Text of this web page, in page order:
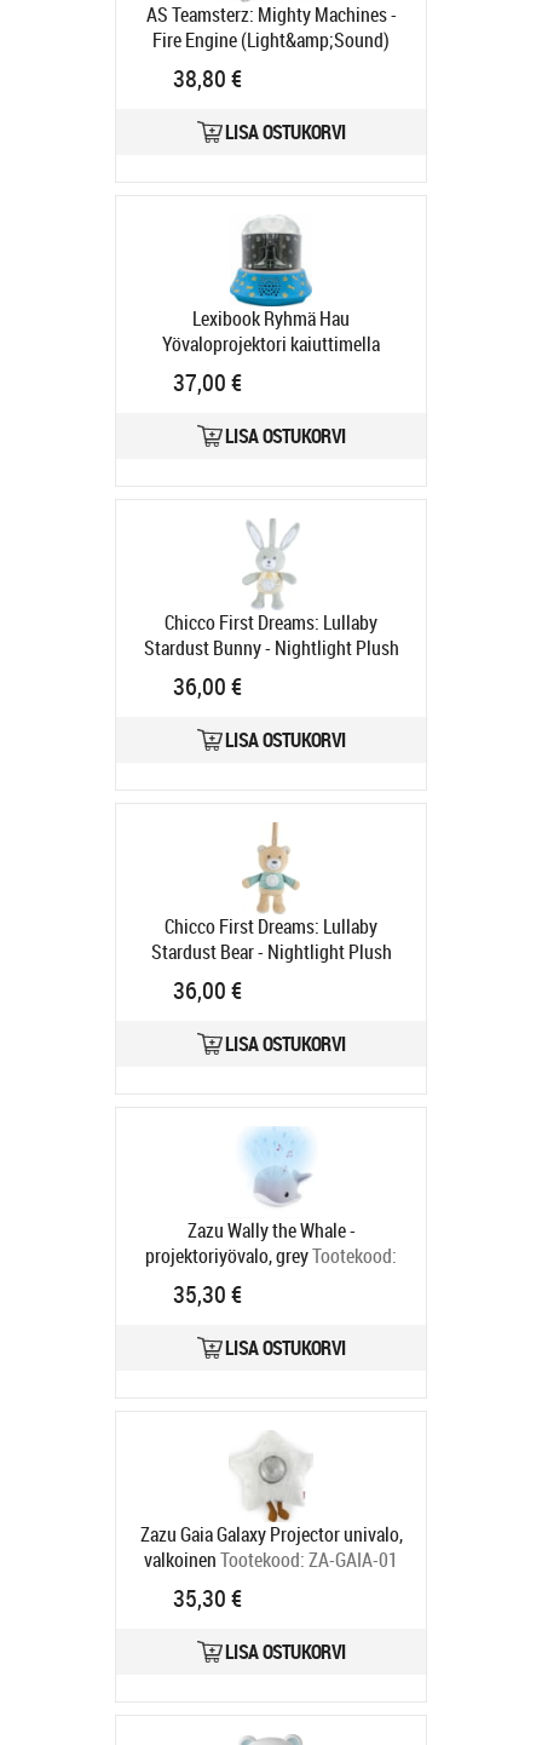
AS Teamsterz: Mighty Machines -
Fire Engine (Light&amp;Sound)
(7535-17119)
38,80 €
LISA OSTUKORVI
Lexibook Ryhmä Hau
Yövaloprojektori kaiuttimella
Tootekood:
Tarneaeg 4-6 tp
37,00 €
LISA OSTUKORVI
Chicco First Dreams: Lullaby
Stardust Bunny - Nightlight Plush
(Y01-11129-00)
11129-00
36,00 €
LISA OSTUKORVI
Chicco First Dreams: Lullaby
Stardust Bear - Nightlight Plush
(Y01-11128-00)
11128-00
36,00 €
LISA OSTUKORVI
Zazu Wally the Whale -
projektoriyövalo, greyTootekood:
ZA-WALLY-01
Tarneaeg 4-6 tp
35,30 €
LISA OSTUKORVI
Zazu Gaia Galaxy Projector univalo,
valkoinenTootekood:ZA-GAIA-01
35,30 €
LISA OSTUKORVI